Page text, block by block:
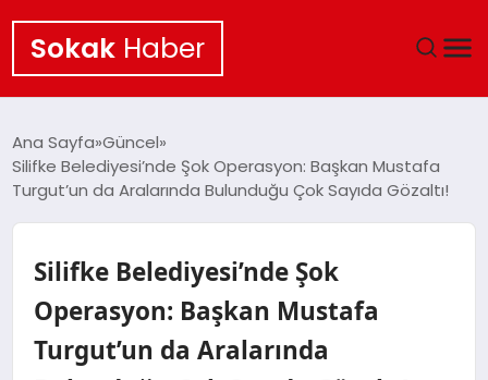
Sokak Haber
EKONOMI
KÜLTÜR SANAT
Ana Sayfa Güncel
Silifke Belediyesi’nde Şok Operasyon: Başkan Mustafa
Turgut’un da Aralarında Bulunduğu Çok Sayıda Gözaltı!
Silifke Belediyesi’nde Şok
Operasyon: Başkan Mustafa
Turgut’un da Aralarında